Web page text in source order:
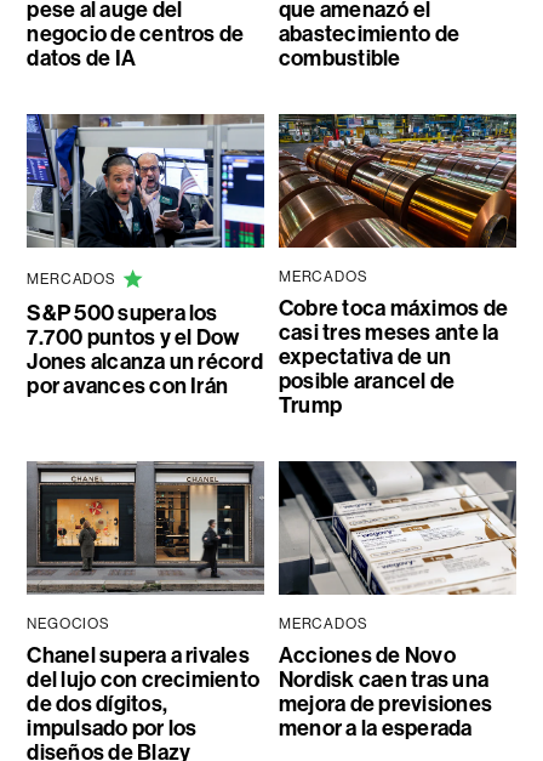
pese al auge del
negocio de centros de
datos de IA
que amenazó el
abastecimiento de
combustible
MERCADOS
S&P 500 supera los
7.700 puntos y el Dow
Jones alcanza un récord
por avances con Irán
MERCADOS
Cobre toca máximos de
casi tres meses ante la
expectativa de un
posible arancel de
Trump
NEGOCIOS
Chanel supera a rivales
del lujo con crecimiento
de dos dígitos,
impulsado por los
diseños de Blazy
MERCADOS
Acciones de Novo
Nordisk caen tras una
mejora de previsiones
menor a la esperada